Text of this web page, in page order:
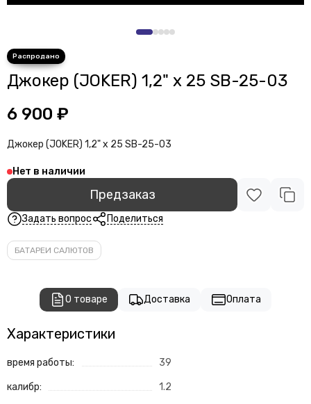
Джокер (JOKER) 1,2" х 25 SB-25-03
6 900 ₽
Джокер (JOKER) 1,2" х 25 SB-25-03
Нет в наличии
Предзаказ
Задать вопрос Поделиться
БАТАРЕИ САЛЮТОВ
О товаре Доставка Оплата
Характеристики
время работы: 39
калибр: 1.2